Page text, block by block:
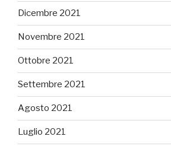
Dicembre 2021
Novembre 2021
Ottobre 2021
Settembre 2021
Agosto 2021
Luglio 2021